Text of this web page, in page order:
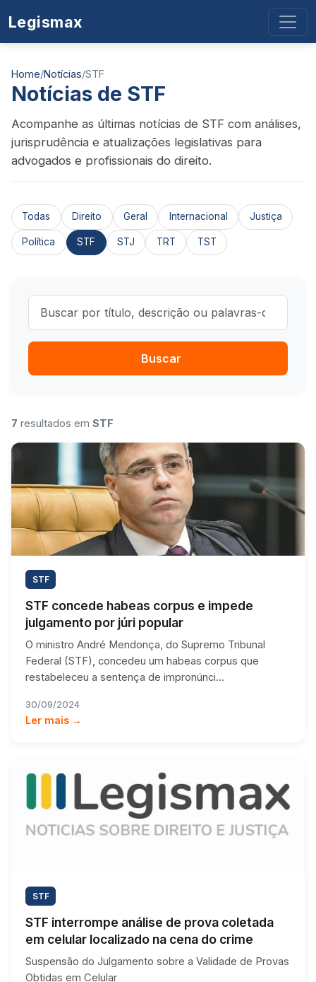
Legismax
Home/Notícias/STF
Notícias de STF
Acompanhe as últimas notícias de STF com análises,
jurisprudência e atualizações legislativas para
advogados e profissionais do direito.
Todas Direito Geral Internacional Justiça
Política STF STJ TRT TST
Buscar notícias
Buscar
7 resultados em STF
STF
STF concede habeas corpus e impede
julgamento por júri popular
O ministro André Mendonça, do Supremo Tribunal
Federal (STF), concedeu um habeas corpus que
restabeleceu a sentença de impronúnci…
30/09/2024
Ler mais →
STF
STF interrompe análise de prova coletada
em celular localizado na cena do crime
Suspensão do Julgamento sobre a Validade de Provas
Obtidas em Celular